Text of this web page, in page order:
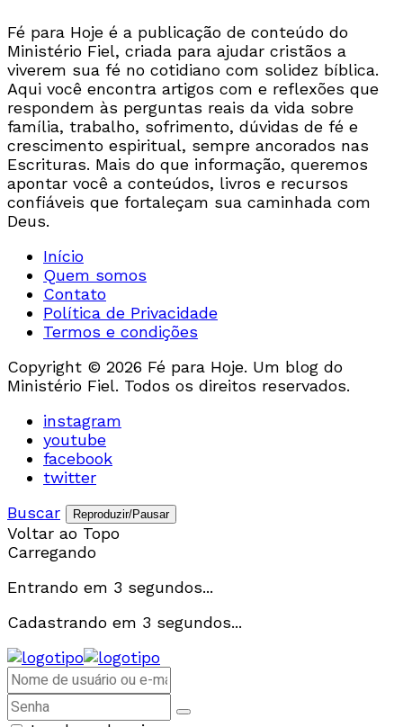
Fé para Hoje é a publicação de conteúdo do
Ministério Fiel, criada para ajudar cristãos a
viverem sua fé no cotidiano com solidez bíblica.
Aqui você encontra artigos com e reflexões que
respondem às perguntas reais da vida sobre
família, trabalho, sofrimento, dúvidas de fé e
crescimento espiritual, sempre ancorados nas
Escrituras. Mais do que informação, queremos
apontar você a conteúdos, livros e recursos
confiáveis que fortaleçam sua caminhada com
Deus.
Início
Quem somos
Contato
Política de Privacidade
Termos e condições
Copyright © 2026 Fé para Hoje. Um blog do
Ministério Fiel. Todos os direitos reservados.
instagram
youtube
facebook
twitter
Buscar
Reproduzir/Pausar
Voltar ao Topo
Carregando
Entrando em 3 segundos...
Cadastrando em 3 segundos...